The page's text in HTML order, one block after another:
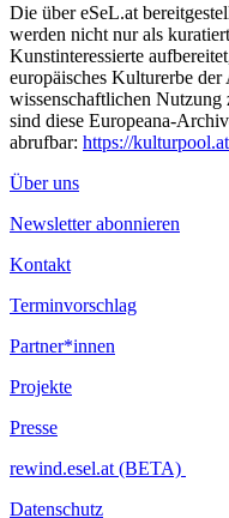
Die über eSeL.at
werden nicht nur als
Kunstinteressierte
europäisches Kulturerbe
wissenschaftlichen Nutzung
sind diese Europeana-
abrufbar: https://
Über uns
Newsletter abonnieren
Kontakt
Terminvorschlag
Partner*innen
Projekte
Presse
rewind.esel.at (BETA)
Datenschutz